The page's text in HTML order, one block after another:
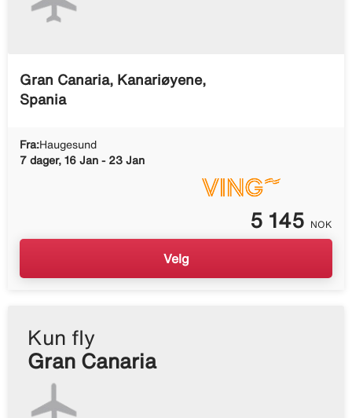
Gran Canaria, Kanariøyene,
Spania
Fra:Haugesund
7 dager, 16 Jan - 23 Jan
5 145 NOK
Velg
Kun fly
Gran Canaria